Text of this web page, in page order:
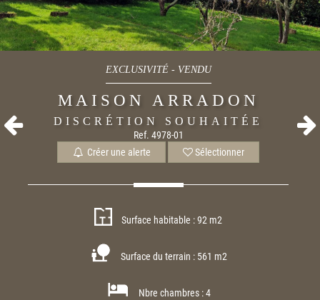
EXCLUSIVITÉ- VENDU
MAISON ARRADON
DISCRÉTION SOUHAITÉE
Ref. 4978-01
Créer une alerte Sélectionner
Surface habitable : 92 m2
Surface du terrain : 561 m2
Nbre chambres : 4